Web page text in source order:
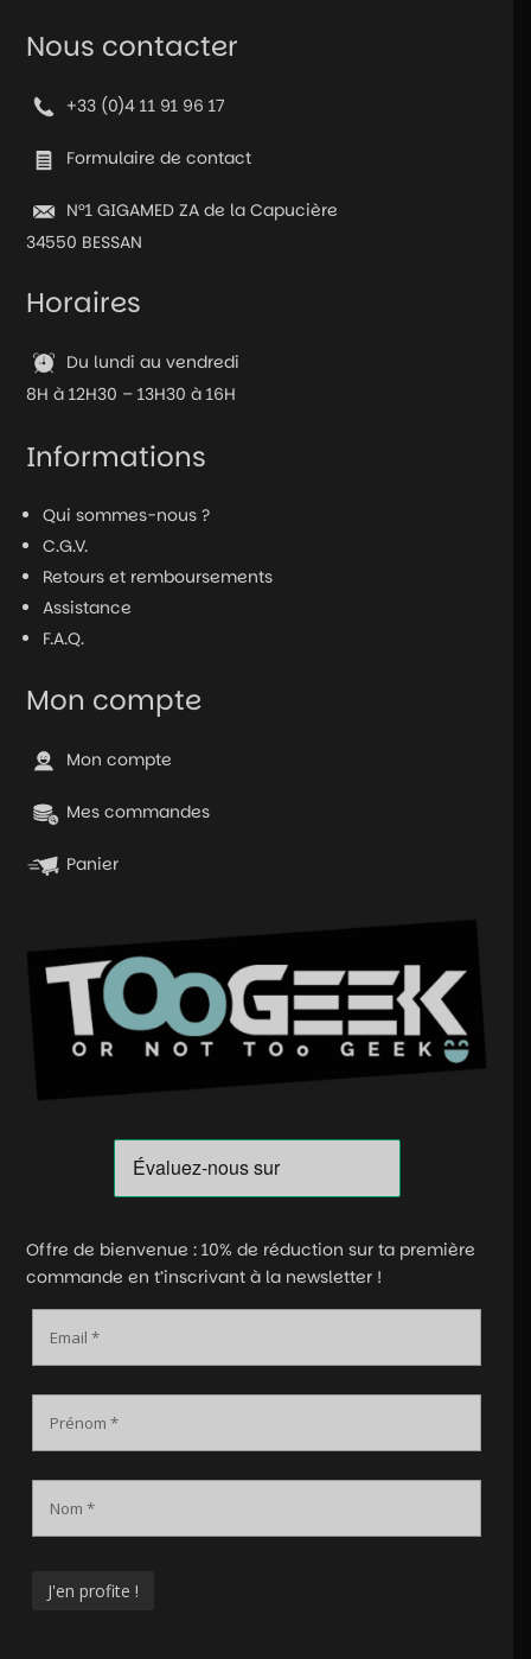
Switch
Potter
Gryffondor
Nous contacter
+33 (0)4 11 91 96 17
Formulaire de contact
N°1 GIGAMED ZA de la Capucière
34550 BESSAN
Horaires
Du lundi au vendredi
8H à 12H30 – 13H30 à 16H
Informations
Qui sommes-nous ?
C.G.V.
Retours et remboursements
Assistance
F.A.Q.
Mon compte
Mon compte
Mes commandes
Panier
Offre de bienvenue : 10% de réduction sur ta première
commande en t’inscrivant à la newsletter !